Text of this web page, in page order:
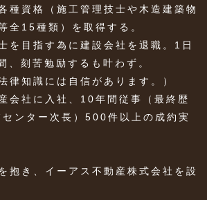
種資格（施工管理技士や木造建築物
全15種類）を取得する。
を目指す為に建設会社を退職。1日
、刻苦勉励するも叶わず。
律知識には自信があります。）
会社に入社、10年間従事（最終歴
ンター次長）500件以上の成約実
抱き、イーアス不動産株式会社を設